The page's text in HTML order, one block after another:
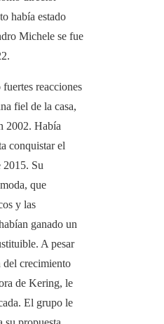
había estado
Michele se fue
reacciones
fiel de la casa,
2002. Había
conquistar el
2015. Su
que
y las
ganado un
A pesar
del crecimiento
de Kering, le
El grupo le